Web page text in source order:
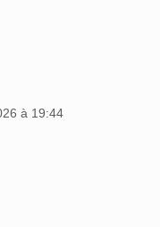
à 19:44